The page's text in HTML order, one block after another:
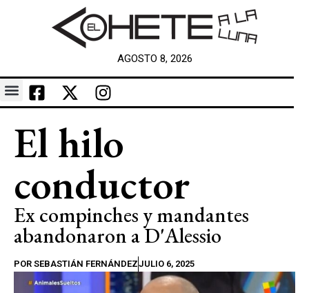
AGOSTO 8, 2026
El hilo
conductor
Ex compinches y mandantes
abandonaron a D'Alessio
POR SEBASTIÁN FERNÁNDEZJULIO 6, 2025